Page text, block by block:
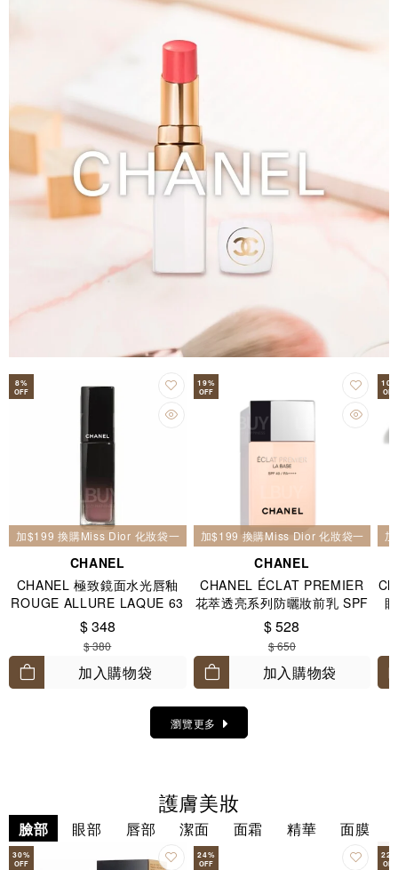
8%
OFF
加$199 換購Miss Dior 化妝袋一個
CHANEL
CHANEL 極致鏡面水光唇釉
ROUGE ALLURE LAQUE 63
ULTIMATE 玫瑰裸色
$ 348
$ 380
加入購物袋
19%
OFF
加$199 換購Miss Dior 化妝袋一個
CHANEL
CHANEL ÉCLAT PREMIER
花萃透亮系列防曬妝前乳 SPF
40 / PA++++ 30ml
$ 528
$ 650
加入購物袋
10
OFF
瀏覽更多
護膚美妝
臉部 眼部 唇部 潔面 面霜 精華 面膜
30%
OFF
24%
OFF
22
OFF